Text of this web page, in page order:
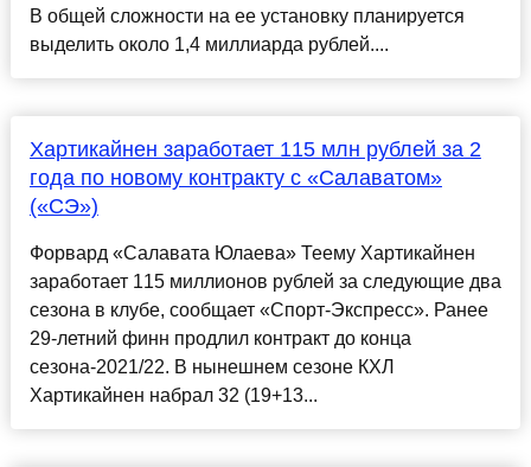
В общей сложности на ее установку планируется
выделить около 1,4 миллиарда рублей....
Хартикайнен заработает 115 млн рублей за 2
года по новому контракту с «Салаватом»
(«СЭ»)
Форвард «Салавата Юлаева» Теему Хартикайнен
заработает 115 миллионов рублей за следующие два
сезона в клубе, сообщает «Спорт-Экспресс». Ранее
29-летний финн продлил контракт до конца
сезона-2021/22. В нынешнем сезоне КХЛ
Хартикайнен набрал 32 (19+13...